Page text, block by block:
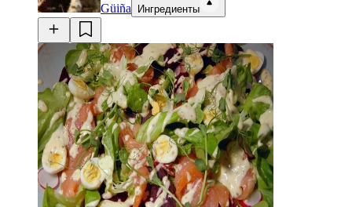
Güiña Ингредиенты